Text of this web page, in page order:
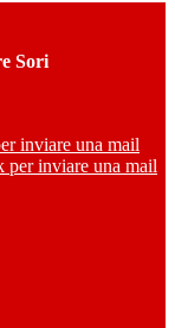
Sori
inviare una mail
per inviare una mail